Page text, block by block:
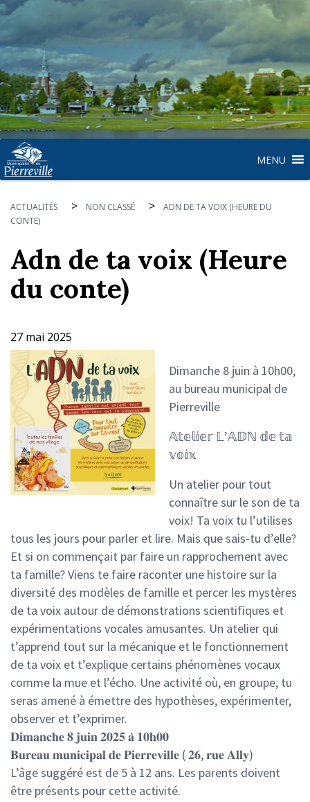
MENU
ACTUALITÉS > NON CLASSÉ >
ADN DE TA VOIX (HEURE DU
CONTE)
Adn de ta voix (Heure
du conte)
27 mai 2025
Dimanche 8 juin à 10h00,
au bureau municipal de
Pierreville
𝔸𝕥𝕖𝕝𝕚𝕖𝕣 𝕃’𝔸𝔻ℕ 𝕕𝕖 𝕥𝕒
𝕧𝕠𝕚𝕩
Un atelier pour tout
connaître sur le son de ta
voix! Ta voix tu l’utilises
tous les jours pour parler et lire. Mais que sais-tu d’elle?
Et si on commençait par faire un rapprochement avec
ta famille? Viens te faire raconter une histoire sur la
diversité des modèles de famille et percer les mystères
de ta voix autour de démonstrations scientifiques et
expérimentations vocales amusantes. Un atelier qui
t’apprend tout sur la mécanique et le fonctionnement
de ta voix et t’explique certains phénomènes vocaux
comme la mue et l’écho. Une activité où, en groupe, tu
seras amené à émettre des hypothèses, expérimenter,
observer et t’exprimer.
𝐃𝐢𝐦𝐚𝐧𝐜𝐡𝐞 𝟖 𝐣𝐮𝐢𝐧 𝟐𝟎𝟐𝟓 𝐚̀ 𝟏𝟎𝐡𝟎𝟎
𝐁𝐮𝐫𝐞𝐚𝐮 𝐦𝐮𝐧𝐢𝐜𝐢𝐩𝐚𝐥 𝐝𝐞 𝐏𝐢𝐞𝐫𝐫𝐞𝐯𝐢𝐥𝐥𝐞 ( 𝟐𝟔, 𝐫𝐮𝐞 𝐀𝐥𝐥𝐲)
L’âge suggéré est de 5 à 12 ans. Les parents doivent
être présents pour cette activité.